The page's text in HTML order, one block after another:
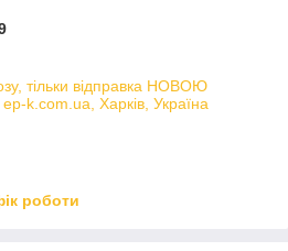
тільки відправка НОВОЮ
k.com.ua, Харків, Україна
роботи